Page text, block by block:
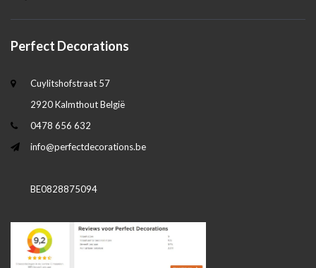
Perfect Decorations
Cuylitshofstraat 57
2920 Kalmthout België
0478 656 632
info@perfectdecorations.be
BE0828875094